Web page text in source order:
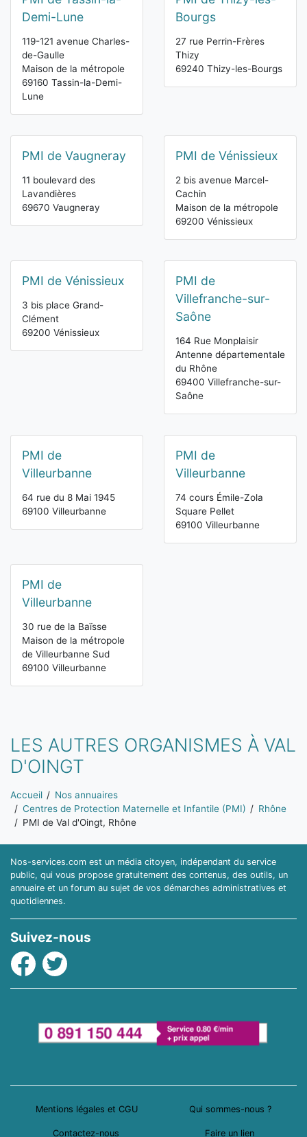
Demi-Lune
119-121 avenue Charles-
de-Gaulle
Maison de la métropole
69160 Tassin-la-Demi-
Lune
Bourgs
27 rue Perrin-Frères
Thizy
69240 Thizy-les-Bourgs
PMI de Vaugneray
11 boulevard des
Lavandières
69670 Vaugneray
PMI de Vénissieux
2 bis avenue Marcel-
Cachin
Maison de la métropole
69200 Vénissieux
PMI de Vénissieux
3 bis place Grand-
Clément
69200 Vénissieux
PMI de
Villefranche-sur-
Saône
164 Rue Monplaisir
Antenne départementale
du Rhône
69400 Villefranche-sur-
Saône
PMI de
Villeurbanne
64 rue du 8 Mai 1945
69100 Villeurbanne
PMI de
Villeurbanne
74 cours Émile-Zola
Square Pellet
69100 Villeurbanne
PMI de
Villeurbanne
30 rue de la Baïsse
Maison de la métropole
de Villeurbanne Sud
69100 Villeurbanne
LES AUTRES ORGANISMES À VAL
D'OINGT
Vous êtes ici:
Accueil
Nos annuaires
Centres de Protection Maternelle et Infantile (PMI)
Rhône
PMI de Val d'Oingt, Rhône
Nos-services.com est un média citoyen, indépendant du service
public, qui vous propose gratuitement des contenus, des outils, un
annuaire et un forum au sujet de vos démarches administratives et
quotidiennes.
Suivez-nous
Facebook
Twitter
Mentions légales et CGU Qui sommes-nous ?
Contactez-nous Faire un lien